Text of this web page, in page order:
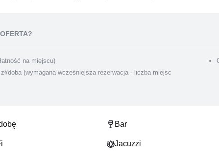
serwująca dania kuchni polskiej i międzynarodowej, oraz
na miejscu)
doba (wymagana wcześniejsza rezerwacja - liczba miejsc
Bar
Jacuzzi